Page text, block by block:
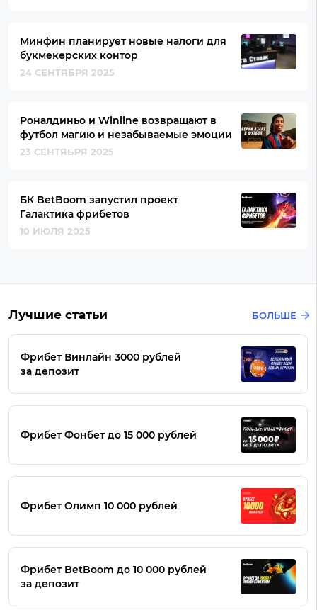
Минфин планирует новые налоги для
букмекерских контор
24 СЕНТЯБРЯ 2025
Роналдиньо и Winline возвращают в
футбол магию и незабываемые эмоции
23 СЕНТЯБРЯ 2025
БК BetBoom запустил проект
Галактика фрибетов
10 ИЮЛЯ 2025
Лучшие статьи БОЛЬШЕ
Фрибет Винлайн 3000 рублей
за депозит
Фрибет Фонбет до 15 000 рублей
Фрибет Олимп 10 000 рублей
Фрибет BetBoom до 10 000 рублей
за депозит